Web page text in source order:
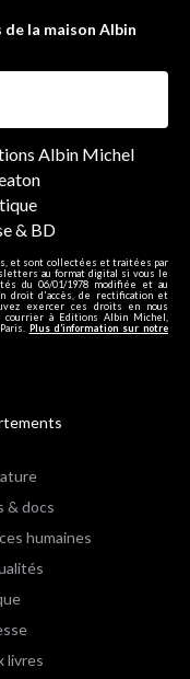
la maison Albin
Albin Michel
& BD
et sont collectées et traitées par
au format digital si vous le
du 06/01/1978 modifiée et au
droit d'accès, de rectification et
exercer ces droits en nous
courrier à Editions Albin Michel,
Plus d’information sur notre
& docs
humaines
livres